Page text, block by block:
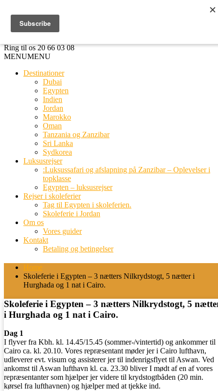
Ring til os 20 66 03 08
MENUMENU
Destinationer
Dubai
Egypten
Indien
Jordan
Marokko
Oman
Tanzania og Zanzibar
Sri Lanka
Sydkorea
Luksusrejser
:Luksussafari og afslapning på Zanzibar – Oplevelser i
topklasse
Egypten – luksusrejser
Rejser i skoleferier
Tag til Egypten i skoleferien.
Skoleferie i Jordan
Om os
Vores guider
Kontakt
Betaling og betingelser
Home
Skoleferie i Egypten – 3 nætters Nilkrydstogt, 5 nætter i
Hurghada og 1 nat i Cairo.
Skoleferie i Egypten – 3 nætters Nilkrydstogt, 5
i Hurghada og 1 nat i Cairo.
Dag 1
I flyver fra Kbh. kl. 14.45/15.45 (sommer-/vintertid) og ankommer til
Cairo ca. kl. 20.10. Vores repræsentant møder jer i Cairo lufthavn,
udleverer evt. visum og assisterer jer til indenrigsflyet til Aswan. Ved
ankomst til Aswan lufthavn kl. ca. 23.30 bliver I mødt af en af vores
repræsentanter som hjælper jer videre til krydstogtbåden (20 min.
kørsel fra lufthavnen) og hjælper med at tjekke ind.